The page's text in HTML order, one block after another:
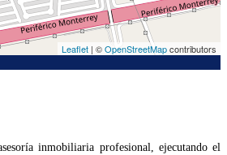
Leaflet | ©OpenStreetMapcontributors
inmobiliaria profesional, ejecutando el